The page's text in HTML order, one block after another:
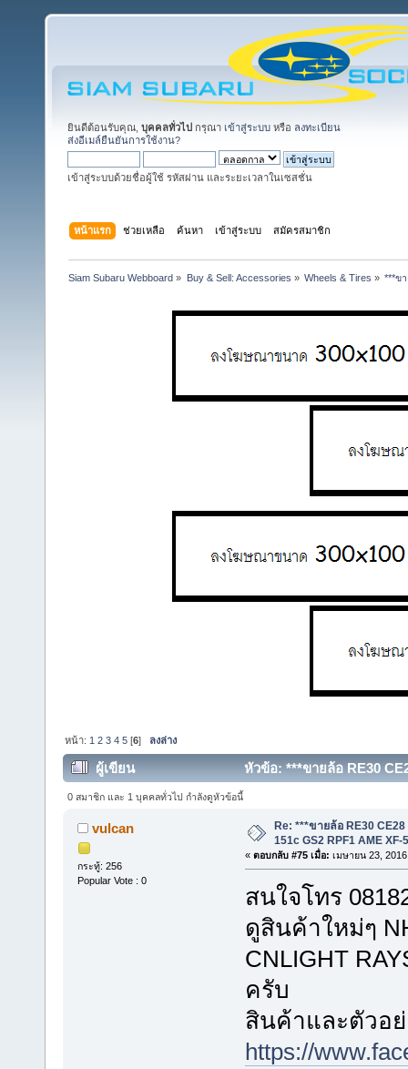
ยินดีต้อนรับคุณ, บุคคลทั่วไป กรุณา เข้าสู่ระบบ หรือ ลงทะเบียน
ส่งอีเมล์ยืนยันการใช้งาน?
เข้าสู่ระบบด้วยชื่อผู้ใช้ รหัสผ่าน และระยะเวลาในเซสชั่น
หน้าแรก ช่วยเหลือ ค้นหา เข้าสู่ระบบ สมัครสมาชิก
Siam Subaru Webboard » Buy & Sell: Accessories » Wheels & Tires » ***ข
หน้า: 1 2 3 4 5 [6] ลงล่าง
ผู้เขียน
หัวข้อ: ***ขายล้อ RE30
54489 ครั้ง)
0 สมาชิก และ 1 บุคคลทั่วไป กำลังดูหัวข้อนี้
vulcan
กระทู้: 256
Popular Vote : 0
Re: ***ขายล้อ RE30 CE28
151c GS2 RPF1 AME XF-
« ตอบกลับ #75 เมื่อ: เมษายน 23,
สนใจโทร
ดูสินค้าใหม่ๆ
CNLIGHT
ครับ
สินค้าและตัวอ
https://